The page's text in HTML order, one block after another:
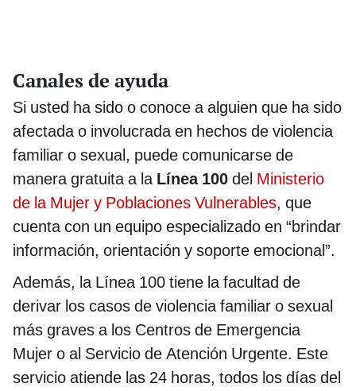
Canales de ayuda
Si usted ha sido o conoce a alguien que ha sido
afectada o involucrada en hechos de violencia
familiar o sexual, puede comunicarse de
manera gratuita a la Línea 100 del Ministerio
de la Mujer y Poblaciones Vulnerables, que
cuenta con un equipo especializado en “brindar
información, orientación y soporte emocional”.
Además, la Línea 100 tiene la facultad de
derivar los casos de violencia familiar o sexual
más graves a los Centros de Emergencia
Mujer o al Servicio de Atención Urgente. Este
servicio atiende las 24 horas, todos los días del